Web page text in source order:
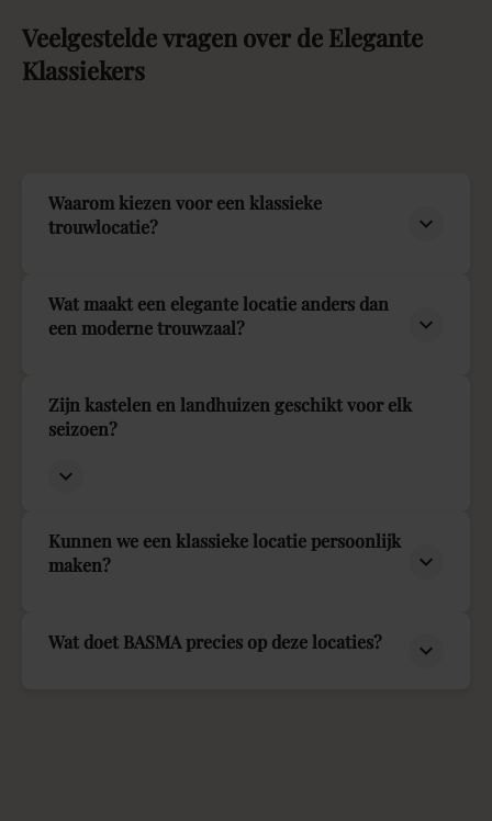
Veelgesteldevragen over de Elegante
Klassiekers
Waarom kiezen voor een klassieke
trouwlocatie?
Wat maakt een elegante locatie anders dan
een moderne trouwzaal?
Zijn kastelen en landhuizen geschikt voor elk
seizoen?
Kunnen we een klassieke locatie persoonlijk
maken?
Wat doet BASMA precies op deze locaties?